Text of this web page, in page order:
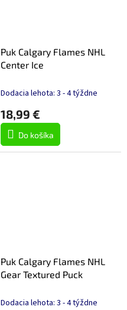
Puk Calgary Flames NHL
Center Ice
Dodacia lehota: 3 - 4 týždne
18,99 €
Do košíka
Puk Calgary Flames NHL
Gear Textured Puck
Dodacia lehota: 3 - 4 týždne